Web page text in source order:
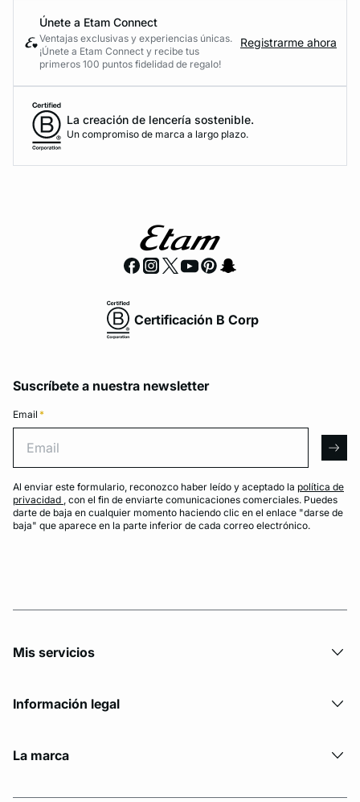
Únete a Etam Connect
Ventajas exclusivas y experiencias únicas.
¡Únete a Etam Connect y recibe tus
primeros 100 puntos fidelidad de regalo!
Registrarme ahora
La creación de lencería sostenible.
Un compromiso de marca a largo plazo.
Certificación B Corp
Suscríbete a nuestra newsletter
Email *
Al enviar este formulario, reconozco haber leído y aceptado la política de
privacidad , con el fin de enviarte comunicaciones comerciales. Puedes
darte de baja en cualquier momento haciendo clic en el enlace "darse de
baja" que aparece en la parte inferior de cada correo electrónico.
Mis servicios
Información legal
La marca